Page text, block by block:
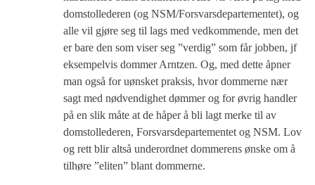
domstollederen (og NSM/Forsvarsdepartementet), og
alle vil gjøre seg til lags med vedkommende, men det
er bare den som viser seg ”verdig” som får jobben, jf
eksempelvis dommer Arntzen. Og, med dette åpner
man også for uønsket praksis, hvor dommerne nær
sagt med nødvendighet dømmer og for øvrig handler
på en slik måte at de håper å bli lagt merke til av
domstollederen, Forsvarsdepartementet og NSM. Lov
og rett blir altså underordnet dommerens ønske om å
tilhøre ”eliten” blant dommerne.